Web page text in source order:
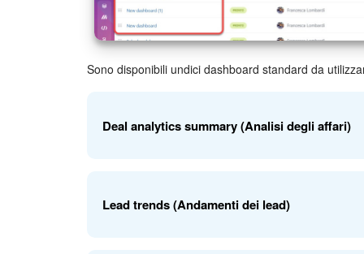
Sono disponibili undici dashboard standard da
Deal analytics summary (Analisi degli affari)
redditività mensile e l'efficacia dei canali di
canali di acquisizione clienti di successo e i
Lead trends (Andamenti dei lead)